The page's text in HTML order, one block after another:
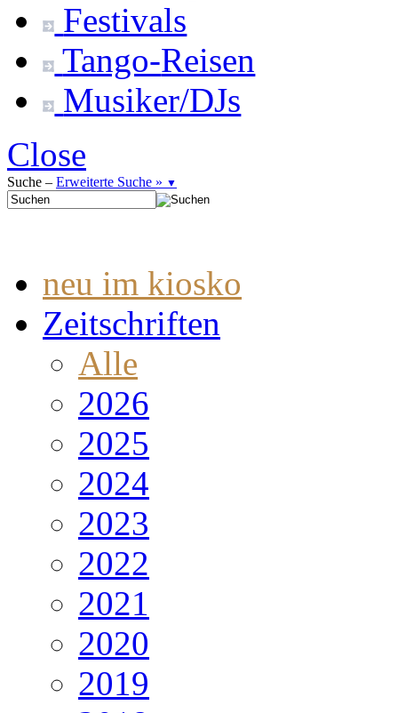
Festivals
Tango-Reisen
Musiker/DJs
Close
Suche – Erweiterte Suche » ▼
neu im kiosko
Zeitschriften
Alle
2026
2025
2024
2023
2022
2021
2020
2019